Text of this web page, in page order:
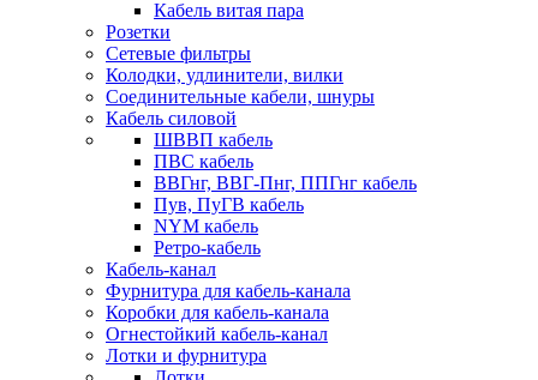
Кабель витая пара
Розетки
Сетевые фильтры
Колодки, удлинители, вилки
Соединительные кабели, шнуры
Кабель силовой
ШВВП кабель
ПВС кабель
ВВГнг, ВВГ-Пнг, ППГнг кабель
Пув, ПуГВ кабель
NYM кабель
Ретро-кабель
Кабель-канал
Фурнитура для кабель-канала
Коробки для кабель-канала
Огнестойкий кабель-канал
Лотки и фурнитура